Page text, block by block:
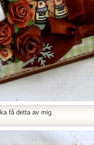
få detta av mig.